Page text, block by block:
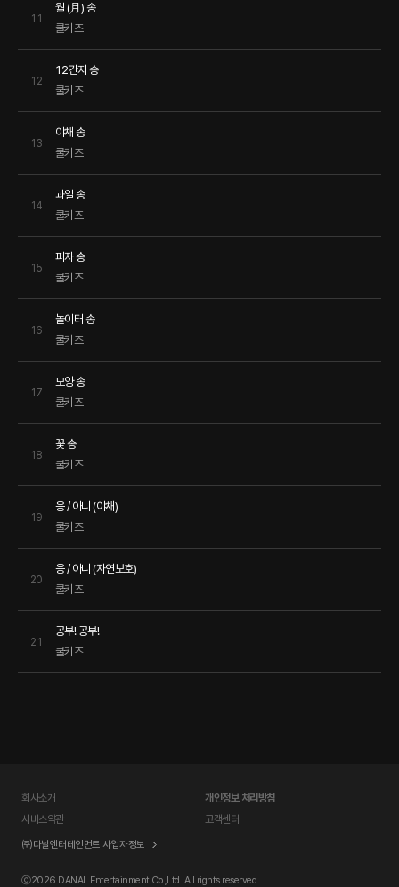
11
월 (月) 송
쿨키즈
12
12간지 송
쿨키즈
13
야채 송
쿨키즈
14
과일 송
쿨키즈
15
피자 송
쿨키즈
16
놀이터 송
쿨키즈
17
모양 송
쿨키즈
18
꽃 송
쿨키즈
19
응 / 아니 (야채)
쿨키즈
20
응 / 아니 (자연보호)
쿨키즈
21
공부! 공부!
쿨키즈
회사소개
개인정보 처리방침
서비스약관
고객센터
㈜다날엔터테인먼트 사업자정보
ⓒ2026 DANAL Entertainment.Co.,Ltd. All rights reserved.